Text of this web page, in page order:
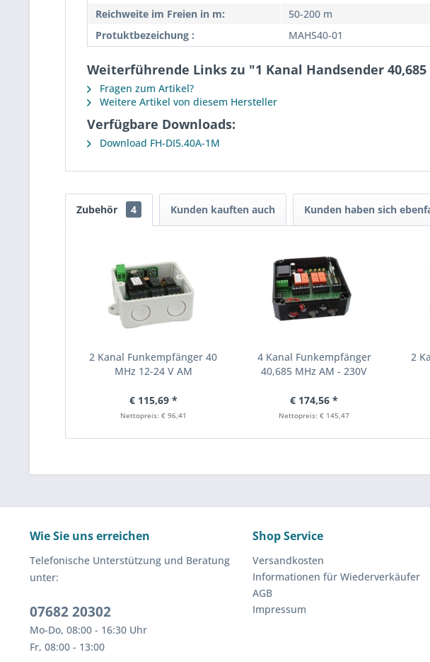
Reichweite im Freien in m:
50-200 m
Protuktbezeichung :
MAHS40-01
Weiterführende Links zu "1 Kanal Handsender
Fragen zum Artikel?
Weitere Artikel von diesem Hersteller
Verfügbare Downloads:
Download FH-DI5.40A-1M
Zubehör 4 Kunden kauften auch Kunden haben sich
2 Kanal Funkempfänger 40
MHz 12-24 V AM
€ 115,69 *
Nettopreis: € 96,41
4 Kanal Funkempfänger
40,685 MHz AM - 230V
€ 174,56 *
Nettopreis: € 145,47
2
Wie Sie uns erreichen
Telefonische Unterstützung und Beratung
unter:
07682 20302
Mo-Do, 08:00 - 16:30 Uhr
Fr, 08:00 - 13:00
Shop Service
Versandkosten
Informationen für Wiederverkäufer
AGB
Impressum